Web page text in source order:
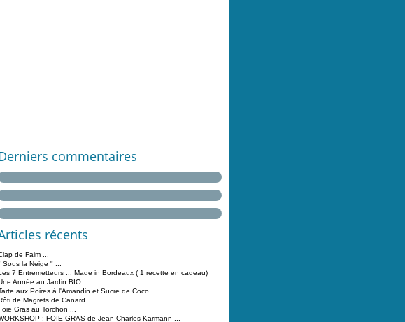
commentaires
récents
de Faim ...
Sous la Neige " ...
7 Entremetteurs ... Made in Bordeaux ( 1 recette en cadeau)
Année au Jardin BIO ...
aux Poires à l'Amandin et Sucre de Coco ...
de Magrets de Canard ...
Gras au Torchon ...
: FOIE GRAS de Jean-Charles Karmann ...